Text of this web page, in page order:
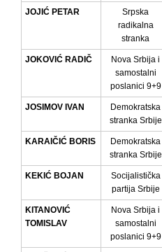
JOJIĆ PETAR
Srpska
radikalna
stranka
JOKOVIĆ RADIČ
Nova Srbija i
samostalni
poslanici 9+9
JOSIMOV IVAN
Demokratska
stranka Srbije
KARAIČIĆ BORIS
Demokratska
stranka Srbije
KEKIĆ BOJAN
Socijalistička
partija Srbije
KITANOVIĆ
TOMISLAV
Nova Srbija i
samostalni
poslanici 9+9